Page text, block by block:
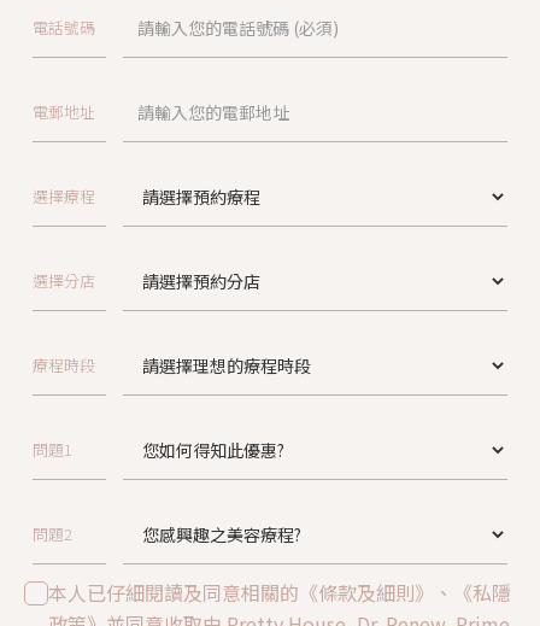
電話號碼
電郵地址
選擇療程
選擇分店
療程時段
問題1
問題2
本人已仔細閱讀及同意相關的《條款及細則》、《私隱